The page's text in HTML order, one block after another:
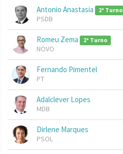
Antonio Anastasia 2º Turno
PSDB
Romeu Zema 2º Turno
NOVO
Fernando Pimentel
PT
Adalclever Lopes
MDB
Dirlene Marques
PSOL